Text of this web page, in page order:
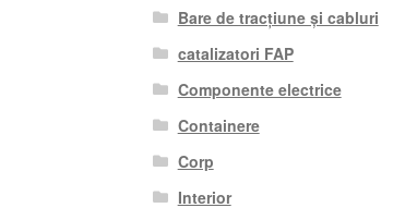
Bare de tracțiune și cabluri
catalizatori FAP
Componente electrice
Containere
Corp
Interior